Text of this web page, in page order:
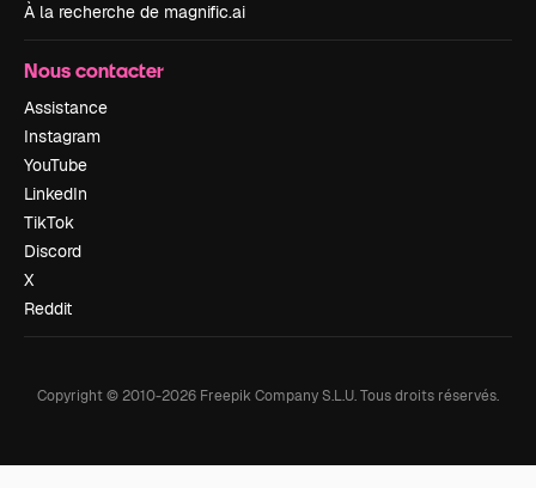
À la recherche de magnific.ai
Nous contacter
Assistance
Instagram
YouTube
LinkedIn
TikTok
Discord
X
Reddit
Copyright © 2010-2026 Freepik Company S.L.U.Tous droits réservés.